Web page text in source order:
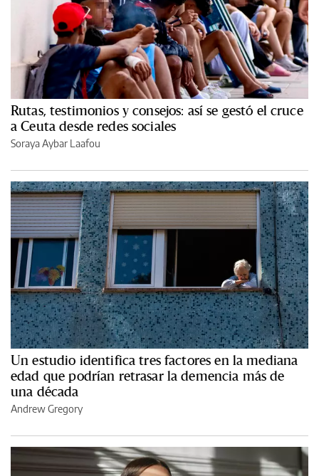
Rutas, testimonios y consejos: así se gestó el cruce
a Ceuta desde redes sociales
Soraya Aybar Laafou
Un estudio identifica tres factores en la mediana
edad que podrían retrasar la demencia más de
una década
Andrew Gregory